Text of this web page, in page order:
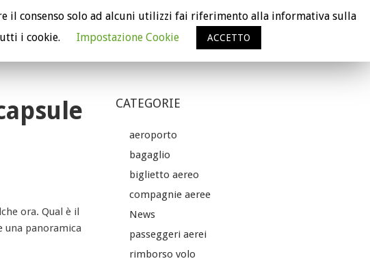
VERIFICA IL RISARCIMENTO
CHI SIAMO
ora. Qual è il
una panoramica
CATEGORIE
aeroporto
bagaglio
biglietto aereo
compagnie aeree
News
passeggeri aerei
rimborso volo
il consenso solo ad alcuni utilizzi fai riferimento alla informativa sulla
i cookie.
Impostazione Cookie ACCETTO